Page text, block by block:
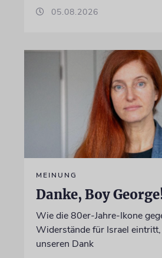
05.08.2026
MEINUNG
Danke, Boy
Wie die 80er-Jahre-Ikone
Widerstände für Israel
unseren Dank